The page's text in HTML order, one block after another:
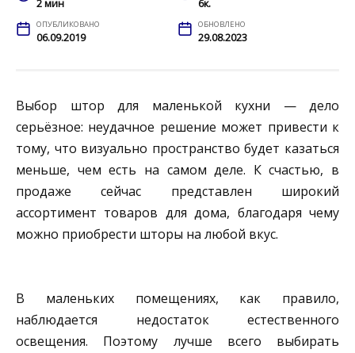
2 мин 6к.
ОПУБЛИКОВАНО
06.09.2019
ОБНОВЛЕНО
29.08.2023
Выбор штор для маленькой кухни — дело
серьёзное: неудачное решение может привести к
тому, что визуально пространство будет казаться
меньше, чем есть на самом деле. К счастью, в
продаже сейчас представлен широкий
ассортимент товаров для дома, благодаря чему
можно приобрести шторы на любой вкус.
В маленьких помещениях, как правило,
наблюдается недостаток естественного
освещения. Поэтому лучше всего выбирать